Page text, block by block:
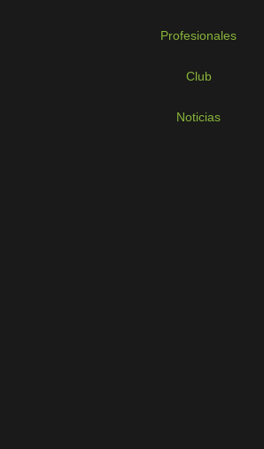
Profesionales
Club
Noticias